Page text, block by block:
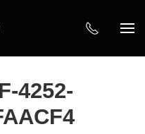
4252-